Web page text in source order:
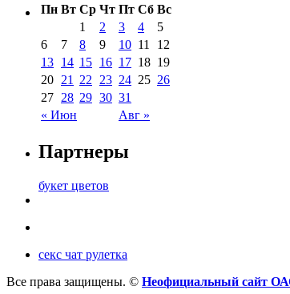
Пн Вт Ср Чт Пт Сб Вс
« Июн Авг »
1 2 3 4
5
6
7 8 9 10 11
12
13 14 15 16 17 18 19
20 21 22 23 24 25 26
27 28 29 30 31
Партнеры
букет цветов
секс чат рулетка
Все права защищены. © Неофициальный сайт